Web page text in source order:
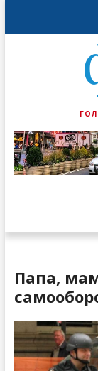
Папа,